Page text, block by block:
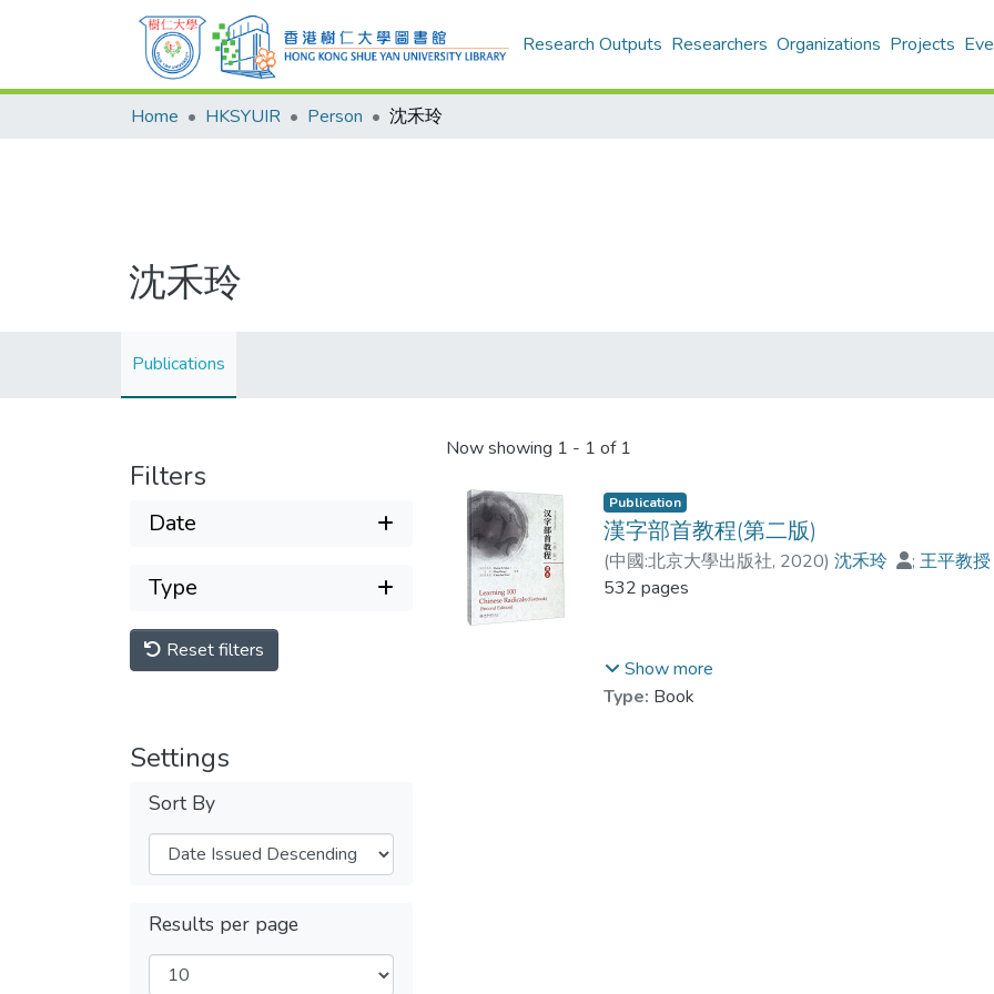
Research Outputs Researchers Organizations Projects
Home HKSYUIR Person 沈禾玲
沈禾玲
Publications
Filters
Date
Type
Reset filters
Settings
Sort By
Results per page
Now showing 1 - 1 of 1
Publication
漢字部首教程(第二版)
(中國:北京大學出版社, 2020)沈禾玲 ;王平教授
532 pages
漢字部首教程是專門為外國學生設計的漢字部首
練習冊和漢字部首卡片,用英語和漢語雙語編寫,面
Show more
Type: Book